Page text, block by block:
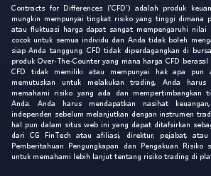
Contracts for Differences ('CFD') adalah produk
mungkin mempunyai tingkat risiko yang tinggi dimana
atau fluktuasi harga dapat sangat mempengaruhi nilai
cocok untuk semua individu dan Anda tidak boleh
siap Anda tanggung. CFD tidak diperdagangkan di
produk Over-The-Counter yang mana harga CFD
CFD tidak memiliki atau mempunyai hak apa pun
memutuskan untuk melakukan trading, Anda harus
memahami risiko yang ada dan mempertimbangkan
Anda. Anda harus mendapatkan nasihat
independen sebelum melanjutkan dengan instrumen
hal pun dalam situs web ini yang dapat ditafsirkan
dari CG FinTech atau afiliasi, direktur, pejabat, atau
Pemberitahuan Pengungkapan dan Pengakuan
untuk memahami lebih lanjut tentang risiko trading di